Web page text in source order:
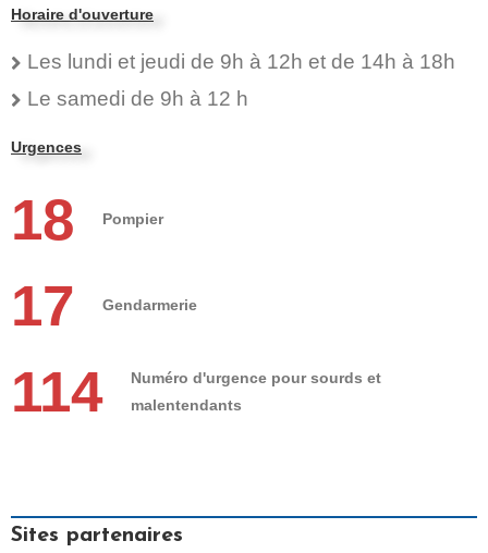
Horaire d'ouverture
Les lundi et jeudi de 9h à 12h et de 14h à 18h
Le samedi de 9h à 12 h
Urgences
18 Pompier
17 Gendarmerie
114
Numéro d'urgence pour sourds et
malentendants
Sites partenaires